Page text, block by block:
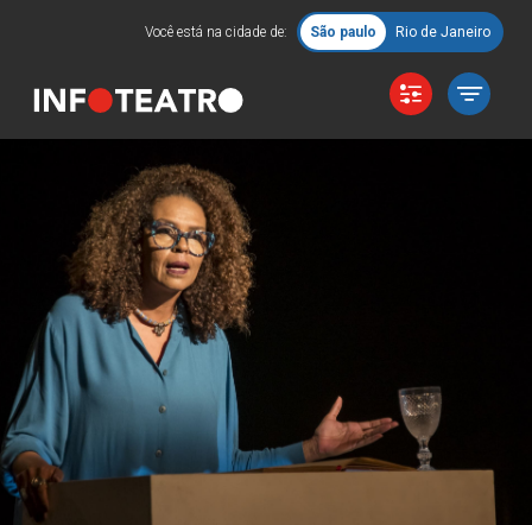
Você está na cidade de: São paulo Rio de Janeiro